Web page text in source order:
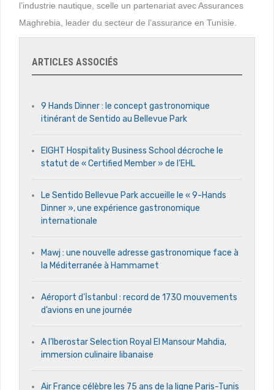
l’industrie nautique, scelle un partenariat avec Assurances
Maghrebia, leader du secteur de l’assurance en Tunisie.
ARTICLES ASSOCIÉS
9 Hands Dinner : le concept gastronomique
itinérant de Sentido au Bellevue Park
EIGHT Hospitality Business School décroche le
statut de « Certified Member » de l’EHL
Le Sentido Bellevue Park accueille le « 9-Hands
Dinner », une expérience gastronomique
internationale
Mawj : une nouvelle adresse gastronomique face à
la Méditerranée à Hammamet
Aéroport d’İstanbul : record de 1730 mouvements
d’avions en une journée
A l’Iberostar Selection Royal El Mansour Mahdia,
immersion culinaire libanaise
Air France célèbre les 75 ans de la ligne Paris-Tunis